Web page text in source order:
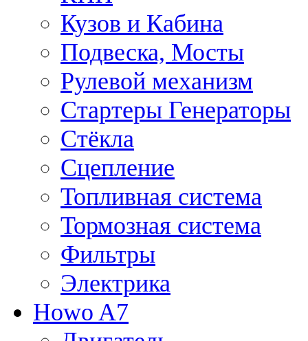
Кузов и Кабина
Подвеска, Мосты
Рулевой механизм
Стартеры Генераторы
Стёкла
Сцепление
Топливная система
Тормозная система
Фильтры
Электрика
Howo A7